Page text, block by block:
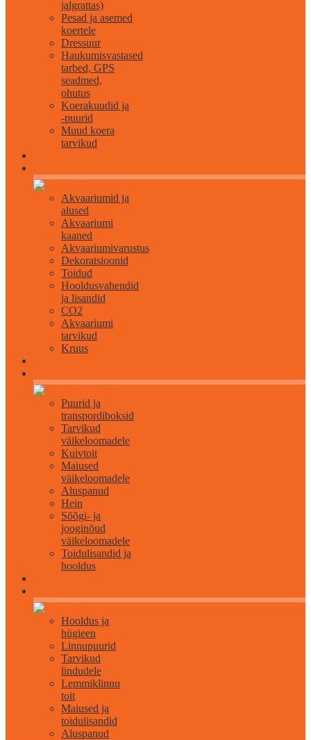
jalgrattas)
Pesad ja asemed
koertele
Dressuur
Haukumisvastased
tarbed, GPS
seadmed,
ohutus
Koerakuudid ja
-puurid
Muud koera
tarvikud
Akvaariumid ja
alused
Akvaariumi
kaaned
Akvaariumivarustus
Dekoratsioonid
Toidud
Hooldusvahendid
ja lisandid
CO2
Akvaariumi
tarvikud
Kruus
Puurid ja
transpordiboksid
Tarvikud
väikeloomadele
Kuivtoit
Maiused
väikeloomadele
Aluspanud
Hein
Sõõgi- ja
jooginõud
väikeloomadele
Toidulisandid ja
hooldus
Hooldus ja
hügieen
Linnupuurid
Tarvikud
lindudele
Lemmiklinnu
toit
Maiused ja
toidulisandid
Aluspanud